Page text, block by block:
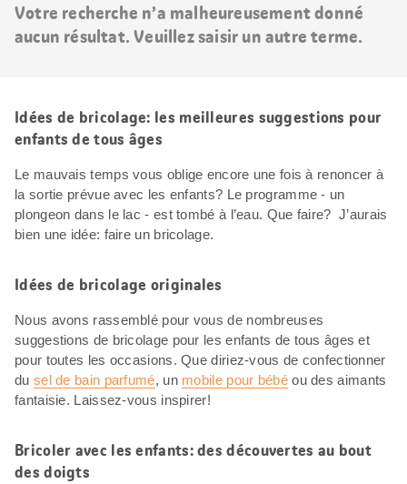
Votre recherche n’a malheureusement donné
aucun résultat. Veuillez saisir un autre terme.
Idées de bricolage: les meilleures suggestions pour
enfants de tous âges
Le mauvais temps vous oblige encore une fois à renoncer à
la sortie prévue avec les enfants? Le programme - un
plongeon dans le lac - est tombé à l’eau. Que faire? J’aurais
bien une idée: faire un bricolage.
Idées de bricolage originales
Nous avons rassemblé pour vous de nombreuses
suggestions de bricolage pour les enfants de tous âges et
pour toutes les occasions. Que diriez-vous de confectionner
du sel de bain parfumé, un mobile pour bébéou des aimants
fantaisie. Laissez-vous inspirer!
Bricoler avec les enfants: des découvertes au bout
des doigts